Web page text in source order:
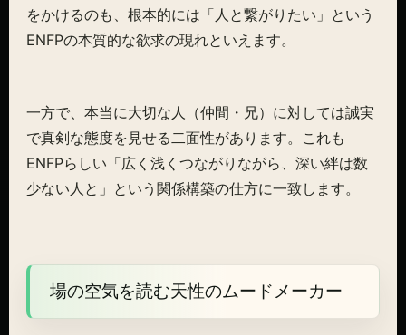
をかけるのも、根本的には「人と繋がりたい」という
ENFPの本質的な欲求の現れといえます。
一方で、本当に大切な人（仲間・兄）に対しては誠実
で真剣な態度を見せる二面性があります。これも
ENFPらしい「広く浅くつながりながら、深い絆は数
少ない人と」という関係構築の仕方に一致します。
場の空気を読む天性のムードメーカー